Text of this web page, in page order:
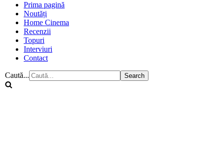
Prima pagină
Noutăți
Home Cinema
Recenzii
Topuri
Interviuri
Contact
Caută...